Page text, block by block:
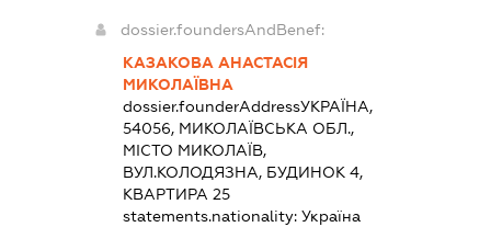
dossier.foundersAndBenef:
КАЗАКОВА АНАСТАСІЯ
МИКОЛАЇВНА
dossier.founderAddressУКРАЇНА,
54056, МИКОЛАЇВСЬКА ОБЛ.,
МІСТО МИКОЛАЇВ,
ВУЛ.КОЛОДЯЗНА, БУДИНОК 4,
КВАРТИРА 25
statements.nationality:Україна